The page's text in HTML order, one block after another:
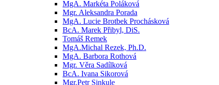
MgA. Markéta Poláková
Mgr. Aleksandra Porada
MgA. Lucie Brotbek Prochásková
BcA. Marek Přibyl, DiS.
Tomáš Remek
MgA.Michal Rezek, Ph.D.
MgA. Barbora Rothová
Mgr. Věra Sadílková
BcA. Ivana Sikorová
Mgr.Petr Sinkule